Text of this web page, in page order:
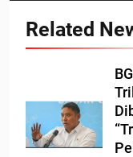
Related